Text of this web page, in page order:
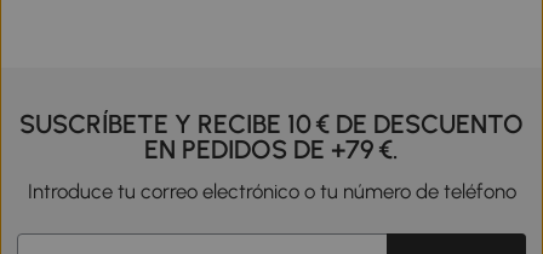
SUSCRÍBETE Y RECIBE 10 € DE DESCUENTO
EN PEDIDOS DE +79 €.
Introduce tu correo electrónico o tu número de teléfono